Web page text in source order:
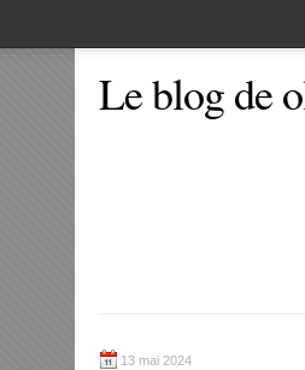
Le blog de
13 mai 2024